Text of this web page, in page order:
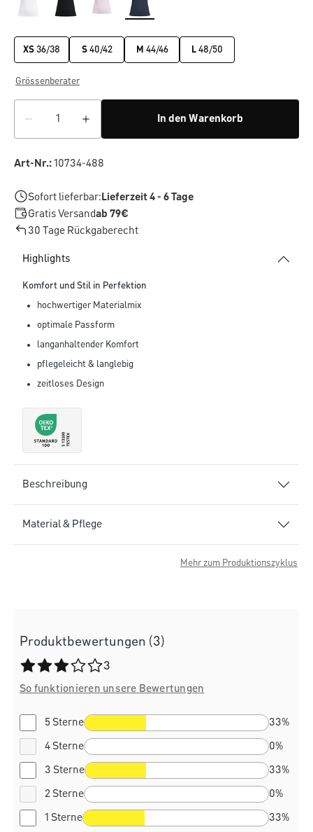
XS 36/38 S40/42 M 44/46 L 48/50
Grössenberater
In den Warenkorb
Art-Nr.:10734-488
Sofort lieferbar:Lieferzeit 4 - 6 Tage
Gratis Versandab 79€
30 Tage Rückgaberecht
Highlights
Komfort und Stil in Perfektion
hochwertiger Materialmix
optimale Passform
langanhaltender Komfort
pflegeleicht & langlebig
zeitloses Design
Beschreibung
Material & Pflege
Mehr zum Produktionszyklus
Produktbewertungen (3)
Durchschnittliche Bewertung von 3 von 5 Sternen
3
So funktionieren unsere Bewertungen
5 Sterne 33%
4 Sterne 0%
3 Sterne 33%
2 Sterne 0%
1 Sterne 33%